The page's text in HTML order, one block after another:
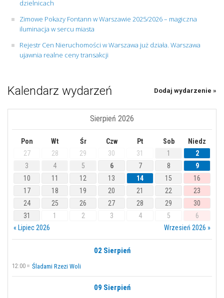
dzielnicach
Zimowe Pokazy Fontann w Warszawie 2025/2026 – magiczna
iluminacja w sercu miasta
Rejestr Cen Nieruchomości w Warszawa już działa. Warszawa
ujawnia realne ceny transakcji
Kalendarz wydarzeń Dodaj wydarzenie »
Sierpień 2026
Pon Wt Śr Czw Pt Sob
Niedz
27
28 29 30 31 1
2
3
4 5 6 7 8
9
10
11 12 13 14 15
16
17
18 19 20 21 22
23
24
25 26 27 28 29
30
31
1 2 3 4 5
6
« Lipiec 2026
Wrzesień 2026 »
02 Sierpień
12:00 Śladami Rzezi Woli
09 Sierpień